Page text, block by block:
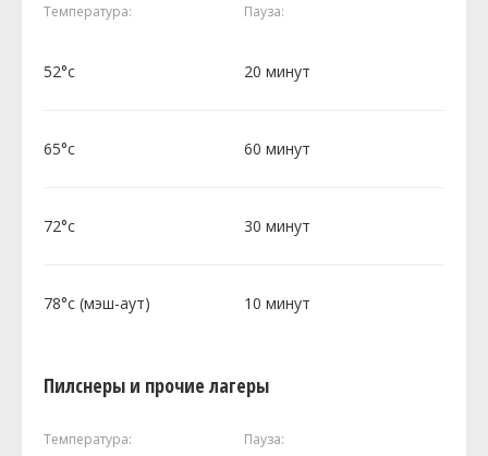
Температура: Пауза:
52°c 20 минут
65°c 60 минут
72°c 30 минут
78°c (мэш-аут) 10 минут
Пилснеры и прочие лагеры
Температура: Пауза: